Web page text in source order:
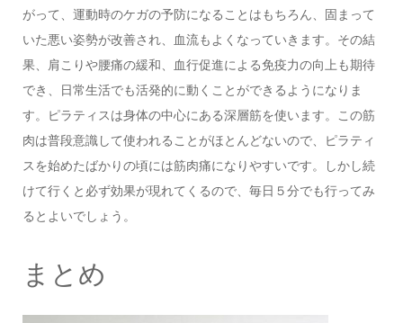
がって、運動時のケガの予防になることはもちろん、固まって
いた悪い姿勢が改善され、血流もよくなっていきます。その結
果、肩こりや腰痛の緩和、血行促進による免疫力の向上も期待
でき、日常生活でも活発的に動くことができるようになりま
す。ピラティスは身体の中心にある深層筋を使います。この筋
肉は普段意識して使われることがほとんどないので、ピラティ
スを始めたばかりの頃には筋肉痛になりやすいです。しかし続
けて行くと必ず効果が現れてくるので、毎日５分でも行ってみ
るとよいでしょう。
まとめ